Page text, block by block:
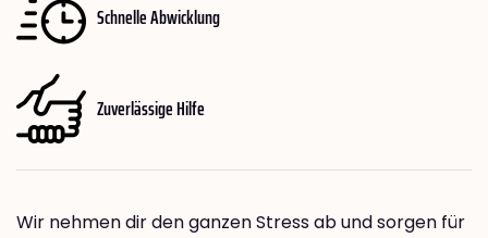
Schnelle Abwicklung
Zuverlässige Hilfe
Wir nehmen dir den ganzen Stress ab und sorgen für